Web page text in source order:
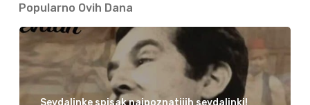
Popularno Ovih Dana
Sevdalinke spisak najpoznatijih sevdalinki!